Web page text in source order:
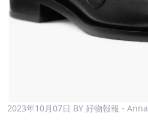
2023年10月07日 BY 好物報報 - Anna